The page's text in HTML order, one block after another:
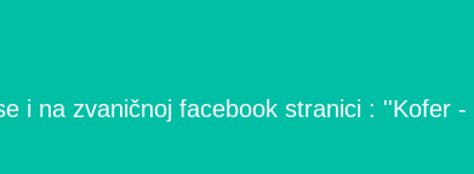
i na zvaničnoj facebook stranici : ''Kofer